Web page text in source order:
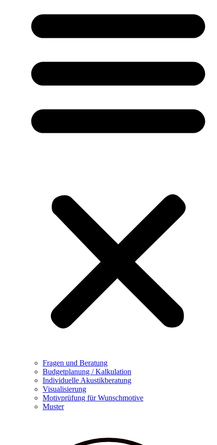
Fragen und Beratung
Budgetplanung / Kalkulation
Individuelle Akustikberatung
Visualisierung
Motivprüfung für Wunschmotive
Muster